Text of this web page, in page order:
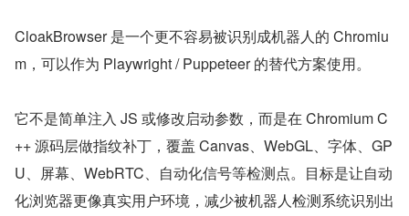
CloakBrowser 是一个更不容易被识别成机器人的 Chromiu
m，可以作为 Playwright / Puppeteer 的替代方案使用。
它不是简单注入 JS 或修改启动参数，而是在 Chromium C
++ 源码层做指纹补丁，覆盖 Canvas、WebGL、字体、GP
U、屏幕、WebRTC、自动化信号等检测点。目标是让自动
化浏览器更像真实用户环境，减少被机器人检测系统识别出